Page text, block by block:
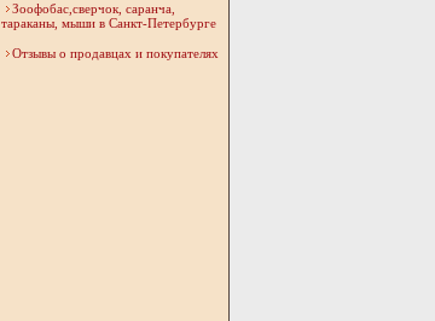
Зоофобас,сверчок, саранча,
тараканы, мыши в Санкт-Петербурге
Отзывы о продавцах и покупателях